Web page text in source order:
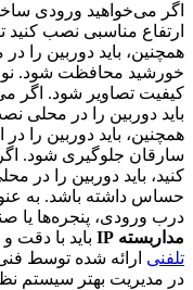
اگر می‌خواهید ورودی
ارتفاع مناسبی نصب کنید
همچنین، باید دوربین را
خورشید محافظت شود.
کیفیت تصاویر شود. اگر
باید دوربین را در محلی
همچنین، باید دوربین را
سارقان جلوگیری شود.
کنید، باید دوربین را در
حساس داشته باشد. به
درب ورودی، پنجره‌ها یا
مداربسته IP
باید با دقت
تلفنی ارائه شده توسط
در مدیریت بهتر سیستم